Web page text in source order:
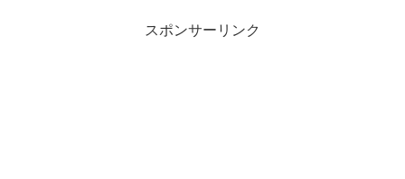
スポンサーリンク